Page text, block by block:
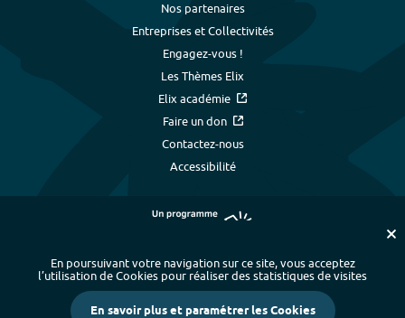
Nos partenaires
Entreprises et Collectivités
Engagez-vous !
Les Thèmes Elix
Elix académie
Faire un don
Contactez-nous
Accessibilité
Plan du site - Index alphabétique
-
Mentions légales et données personnelles
- Paramétrer les cookies
En poursuivant votre navigation sur ce site, vous acceptez
l’utilisation de Cookies pour réaliser des statistiques de visites
En savoir plus et paramétrer les Cookies